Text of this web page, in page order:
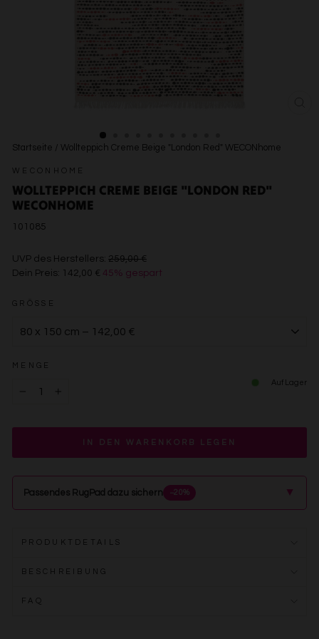
Startseite / Wollteppich Creme Beige "London Red" WECONhome
WECONHOME
WOLLTEPPICH CREME BEIGE "LONDON RED"
WECONHOME
101085
UVP des Herstellers: 259,00 €€259,00
Dein Preis: 142,00 € 45% gespart
GRÖSSE
MENGE
Auf Lager
IN DEN WARENKORB LEGEN
Passendes RugPad dazu sichern −20% ▲
PRODUKTDETAILS
BESCHREIBUNG
FAQ